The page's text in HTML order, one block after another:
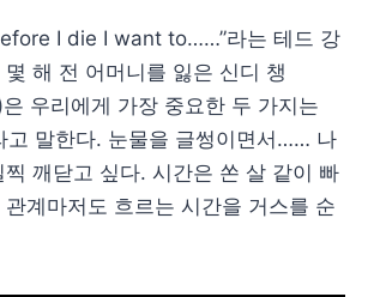
I die I want to……”라는 테드 강
해 전 어머니를 잃은 신디 챙
우리에게 가장 중요한 두 가지는
고 말한다. 눈물을 글썽이면서…… 나
깨닫고 싶다. 시간은 쏜 살 같이 빠
관계마저도 흐르는 시간을 거스를 순